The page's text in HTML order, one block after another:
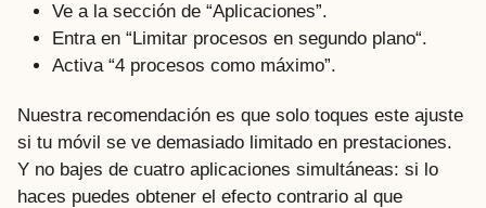
Ve a la sección de “Aplicaciones”.
Entra en “Limitar procesos en segundo plano“.
Activa “4 procesos como máximo”.
Nuestra recomendación es que solo toques este ajuste
si tu móvil se ve demasiado limitado en prestaciones.
Y no bajes de cuatro aplicaciones simultáneas: si lo
haces puedes obtener el efecto contrario al que